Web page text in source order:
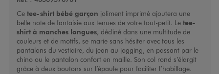
Ce tee-shirt bébé garçon joliment imprimé ajoutera une
belle note de fantaisie aux tenues de votre tout-petit. Le tee-
shirt à manches longues, décliné dans une multitude de
couleurs et de motifs, se marie sans hésiter avec tous les
pantalons du vestiaire, du jean au jogging, en passant par le
chino ou le pantalon confort en maille. Son col rond s’élargit
grâce à deux boutons sur l’épaule pour faciliter l’habillage.